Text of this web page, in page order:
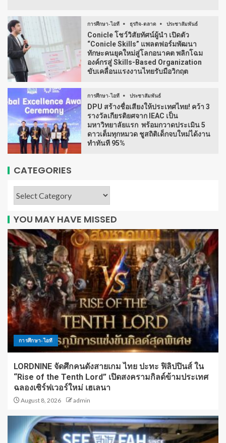
การศึกษา-ไอที ธุรกิจ-ตลาด ประชาสัมพันธ์
Conicle โชว์วิสัยทัศน์ผู้นำ เปิดตัว
“Conicle Skills” แพลตฟอร์มพัฒนา
ทักษะคนยุคใหม่สู่โลกอนาคต พลิกโฉม
องค์กรสู่ Skills-Based Organization
ขับเคลื่อนแรงงานไทยรับมือวิกฤต
การศึกษา-ไอที ประชาสัมพันธ์
DPU สร้างชื่อเสียงให้ประเทศไทย! คว้า 3
รางวัลเกียรติยศจาก IEAC เป็น
มหาวิทยาลัยแรก พร้อมกวาดประเมิน 5
ดาวเต็มทุกหมวด ชูสถิติเด็กจบใหม่ได้งาน
ทำทันที 95%
CATEGORIES
YOU MAY HAVE MISSED
การศึกษา-ไอที
LORDNINE จัดศึกคนดังสายเกม ไทย ปะทะ ฟิลิปปินส์ ใน
“Rise of the Tenth Lord” เปิดสงครามกิลด์ข้ามประเทศ
ฉลองเซิร์ฟเวอร์ใหม่ เฮเลนา
August 8, 2026 admin